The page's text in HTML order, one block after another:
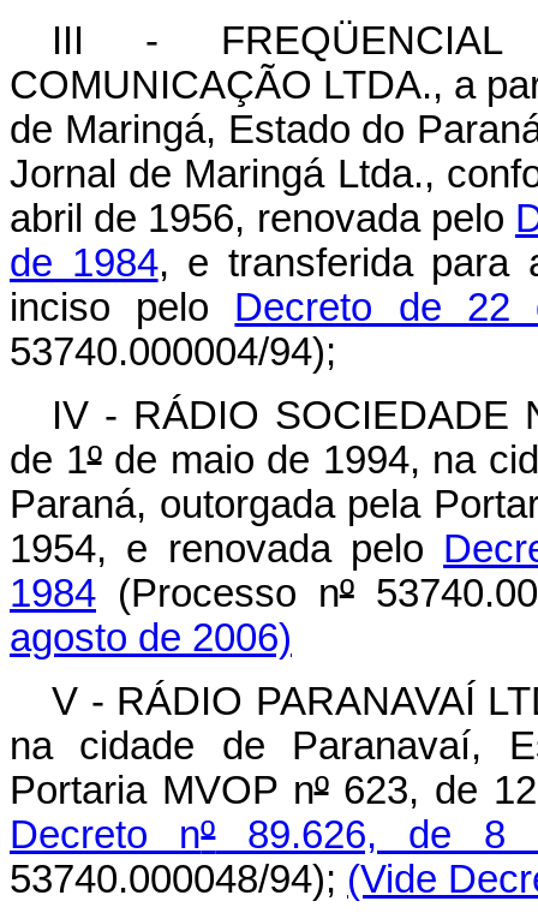
III - FREQÜENCIAL
COMUNICAÇÃO LTDA., a
de Maringá, Estado do
Jornal de Maringá Ltda.,
abril de 1956, renovada pelo
de 1984, e transferida para
inciso pelo Decreto de 22
53740.000004/94);
IV - RÁDIO SOCIEDADE
de 1ºde maio de 1994, na
Paraná, outorgada pela
1954, e renovada pelo
1984 (Processo nº
agosto de 2006)
V - RÁDIO PARANAVAÍ
na cidade de Paranavaí,
Portaria MVOP nº623, de 12
Decreto nº89.626, de 8
53740.000048/94); (Vide